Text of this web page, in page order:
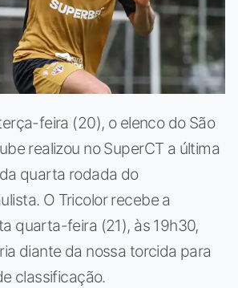
feira (20), o elenco do São
realizou no SuperCT a última
quarta rodada do
O Tricolor recebe a
quarta-feira (21), às 19h30,
diante da nossa torcida para
classificação.